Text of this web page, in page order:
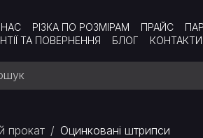
РІЗКА ПО РОЗМІРАМ ПРАЙС
ТА ПОВЕРНЕННЯ
БЛОГ КОНТАКТИ
прокат Оцинковані штрипси